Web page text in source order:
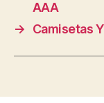
AAA
→
Camisetas